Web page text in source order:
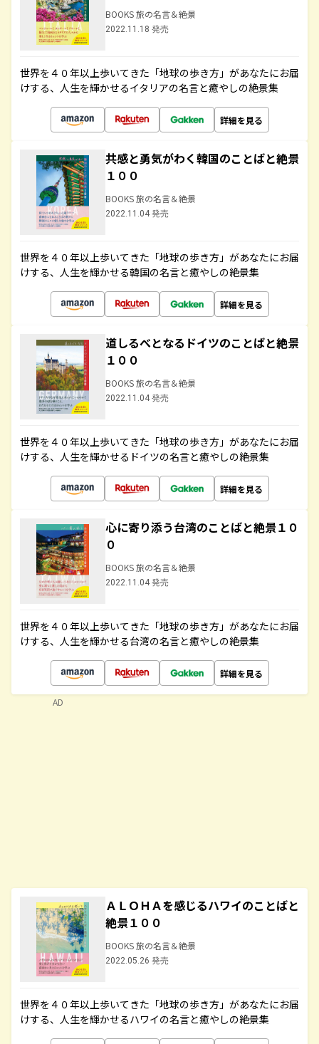
BOOKS 旅の名言＆絶景
2022.11.18 発売
世界を４０年以上歩いてきた「地球の歩き方」があなたにお届
けする、人生を輝かせるイタリアの名言と癒やしの絶景集
詳細を見る
共感と勇気がわく韓国のことばと絶景
１００
BOOKS 旅の名言＆絶景
2022.11.04 発売
世界を４０年以上歩いてきた「地球の歩き方」があなたにお届
けする、人生を輝かせる韓国の名言と癒やしの絶景集
詳細を見る
道しるべとなるドイツのことばと絶景
１００
BOOKS 旅の名言＆絶景
2022.11.04 発売
世界を４０年以上歩いてきた「地球の歩き方」があなたにお届
けする、人生を輝かせるドイツの名言と癒やしの絶景集
詳細を見る
心に寄り添う台湾のことばと絶景１０
０
BOOKS 旅の名言＆絶景
2022.11.04 発売
世界を４０年以上歩いてきた「地球の歩き方」があなたにお届
けする、人生を輝かせる台湾の名言と癒やしの絶景集
詳細を見る
ＡＬＯＨＡを感じるハワイのことばと
絶景１００
BOOKS 旅の名言＆絶景
2022.05.26 発売
世界を４０年以上歩いてきた「地球の歩き方」があなたにお届
けする、人生を輝かせるハワイの名言と癒やしの絶景集
AD